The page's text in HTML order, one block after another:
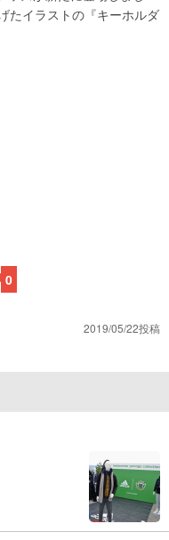
たイラストの『キーホルダ
0
2019/05/22投稿